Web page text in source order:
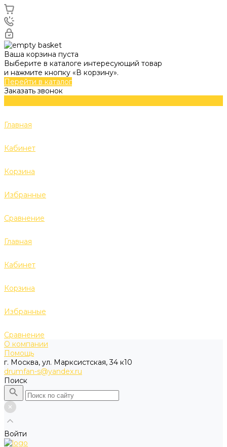
Ваша корзина пуста
Выберите в каталоге интересующий товар
и нажмите кнопку «В корзину».
Перейти в каталог
Заказать звонок
Главная
Кабинет
Корзина
Избранные
Сравнение
Главная
Кабинет
Корзина
Избранные
Сравнение
О компании
Помощь
г. Москва, ул. Марксистская, 34 к10
drumfan-s@yandex.ru
Поиск
Войти